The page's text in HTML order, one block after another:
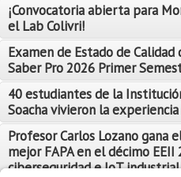
Leer Más
Leer Más
¡Convocatoria abierta para
el Lab Colivri!
Examen de Estado de Calidad
Saber Pro 2026 Primer
40 estudiantes de la
Soacha vivieron la
Profesor Carlos Lozano gana
mejor FAPA en el décimo
ciberseguridad e IoT industrial